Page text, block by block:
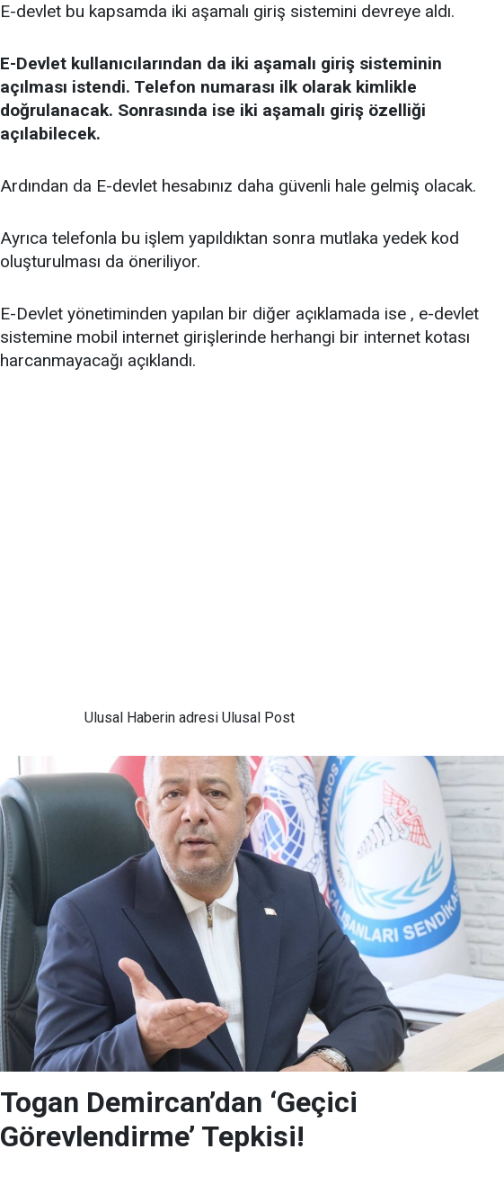
E-devlet bu kapsamda iki aşamalı giriş sistemini devreye aldı.
E-Devlet kullanıcılarından da iki aşamalı giriş sisteminin
açılması istendi. Telefon numarası ilk olarak kimlikle
doğrulanacak. Sonrasında ise iki aşamalı giriş özelliği
açılabilecek.
Ardından da E-devlet hesabınız daha güvenli hale gelmiş olacak.
Ayrıca telefonla bu işlem yapıldıktan sonra mutlaka yedek kod
oluşturulması da öneriliyor.
E-Devlet yönetiminden yapılan bir diğer açıklamada ise , e-devlet
sistemine mobil internet girişlerinde herhangi bir internet kotası
harcanmayacağı açıklandı.
Ulusal Haberin adresi Ulusal Post
Togan Demircan’dan ‘Geçici
Görevlendirme’ Tepkisi!